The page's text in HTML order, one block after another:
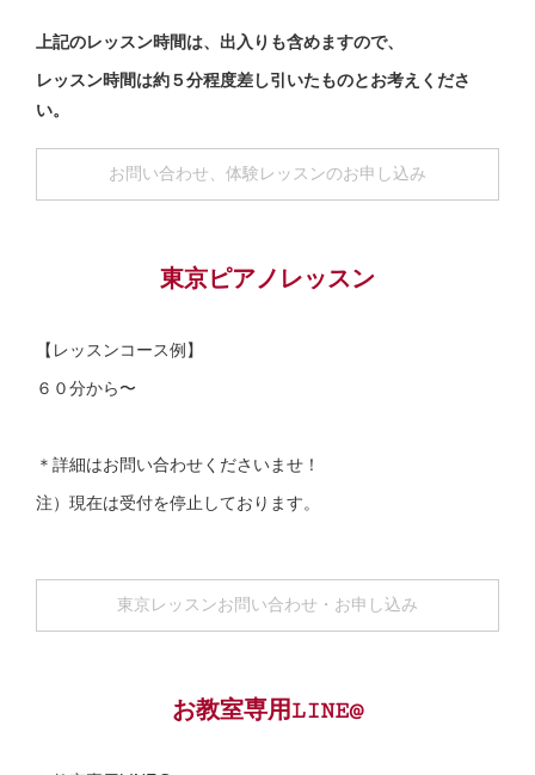
上記のレッスン時間は、出入りも含めますので、
レッスン時間は約５分程度差し引いたものとお考えくださ
い。
お問い合わせ、体験レッスンのお申し込み
東京ピアノレッスン
【レッスンコース例】
６０分から〜
＊詳細はお問い合わせくださいませ！
注）現在は受付を停止しております。
東京レッスンお問い合わせ・お申し込み
お教室専用LINE@